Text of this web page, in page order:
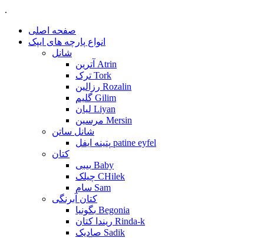
.
صفحه اصلی
انواع پارچه های ایپک
شانل
آترین Atrin
ترک Tork
رزالین Rozalin
گلیم Gilim
لیان Liyan
مرسین Mersin
شانل ساتن
پتینه ایفل patine eyfel
کتان
بیبی Baby
چیلک CHilek
سام Sam
کتان آبرنگی
بگونیا Begonia
ریندا کتان Rinda-k
صادیک Sadik